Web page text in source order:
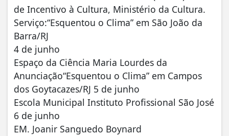
de Incentivo à Cultura, Ministério da Cultura.
Serviço:“Esquentou o Clima” em São João da
Barra/RJ
4 de junho
Espaço da Ciência Maria Lourdes da
Anunciação“Esquentou o Clima” em Campos
dos Goytacazes/RJ 5 de junho
Escola Municipal Instituto Profissional São José
6 de junho
EM. Joanir Sanguedo Boynard